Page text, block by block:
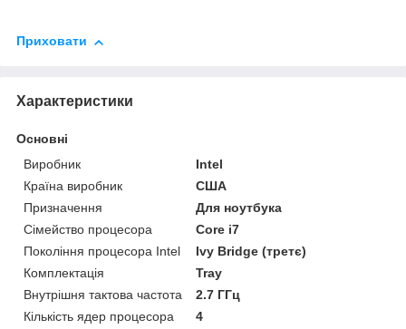
Приховати
Характеристики
Основні
Виробник
Intel
Країна виробник
США
Призначення
Для ноутбука
Сімейство процесора
Core i7
Покоління процесора Intel
Ivy Bridge (третє)
Комплектація
Tray
Внутрішня тактова частота
2.7 ГГц
Кількість ядер процесора
4